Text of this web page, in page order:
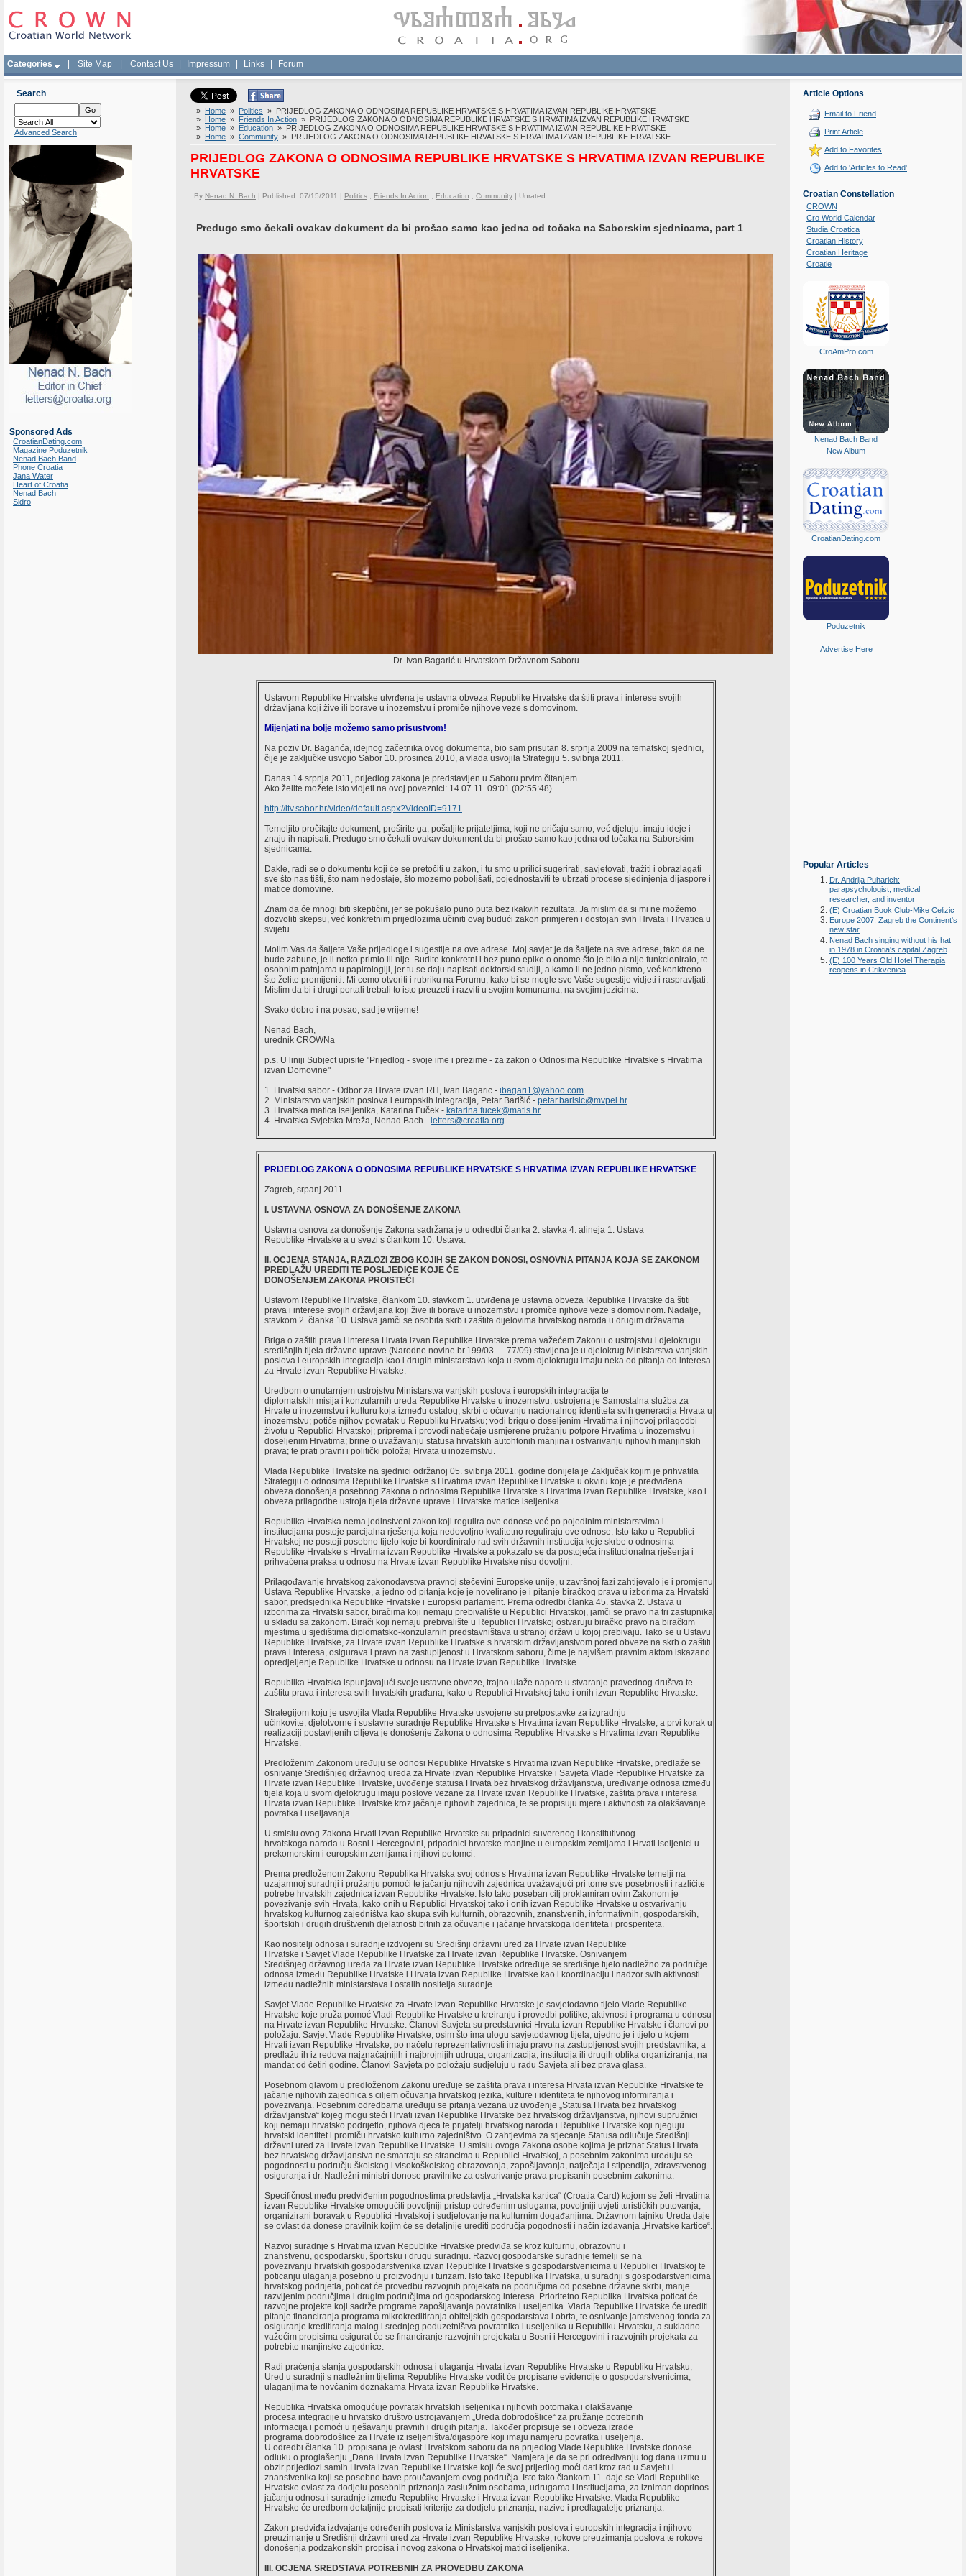
Categories Site Map Contact Us Impressum Links Forum
Search
Advanced Search
Sponsored Ads
CroatianDating.com
Magazine Poduzetnik
Nenad Bach Band
Phone Croatia
Jana Water
Heart of Croatia
Nenad Bach
Sidro
» Home » Politics » PRIJEDLOG ZAKONA O ODNOSIMA REPUBLIKE HRVATSKE S HRVATIMA IZVAN REPUBLIKE HRVATSKE
» Home » Friends In Action » PRIJEDLOG ZAKONA O ODNOSIMA REPUBLIKE HRVATSKE S HRVATIMA IZVAN REPUBLIKE HRVATSKE
» Home » Education » PRIJEDLOG ZAKONA O ODNOSIMA REPUBLIKE HRVATSKE S HRVATIMA IZVAN REPUBLIKE HRVATSKE
» Home » Community » PRIJEDLOG ZAKONA O ODNOSIMA REPUBLIKE HRVATSKE S HRVATIMA IZVAN REPUBLIKE HRVATSKE
PRIJEDLOG ZAKONA O ODNOSIMA REPUBLIKE HRVATSKE S HRVATIMA IZVAN REPUBLIKE
HRVATSKE
By Nenad N. Bach | Published 07/15/2011 | Politics Friends In Action Education Community | Unrated
Predugo smo čekali ovakav dokument da bi prošao samo kao jedna od točaka na Saborskim sjednicama, part 1
Dr. Ivan Bagarić u Hrvatskom Državnom Saboru
Ustavom Republike Hrvatske utvrđena je ustavna obveza Republike Hrvatske da štiti prava i interese svojih
državljana koji žive ili borave u inozemstvu i promiče njihove veze s domovinom.
Mijenjati na bolje možemo samo prisustvom!
Na poziv Dr. Bagarića, idejnog začetnika ovog dokumenta, bio sam prisutan 8. srpnja 2009 na tematskoj sjednici,
čije je zaključke usvojio Sabor 10. prosinca 2010, a vlada usvojila Strategiju 5. svibnja 2011.
Danas 14 srpnja 2011, prijedlog zakona je predstavljen u Saboru prvim čitanjem.
Ako želite možete isto vidjeti na ovoj poveznici: 14.07.11. 09:01 (02:55:48)
http://itv.sabor.hr/video/default.aspx?VideoID=9171
Temeljito pročitajte dokument, proširite ga, pošaljite prijateljima, koji ne pričaju samo, već djeluju, imaju ideje i
znaju ih napisati. Predugo smo čekali ovakav dokument da bi prošao samo kao jedna od točaka na Saborskim
sjednicama.
Dakle, radi se o dokumentu koji će se pretočiti u zakon, i tu smo u prilici sugerirati, savjetovati, tražiti i obrazlagati
sve što nas tišti, što nam nedostaje, što mozemo poboljšati, pojednostaviti te ubrzati procese sjedinjenja dijaspore i
matice domovine.
Znam da će mnogi biti skeptični, jer se pokušalo puno puta bez ikakvih rezultata. Ja mislim da si mi ne možemo
dozvoliti skepsu, već konkretnim prijedlozima učiniti ovaj budući zakon primjeren i dostojan svih Hrvata i Hrvatica u
svijetu.
Molim Vas da šaljete Vaše prijedloge i sugestije na ove adrese. Moj savjet je da šaljete na sve adrese, tako da ne
bude zabune, je li netko primio ili nije. Budite konkretni i bez puno epike o onome što je bilo a nije funkcioniralo, te
osobnim patnjama u papirologiji, jer tu se daju napisati doktorski studiji, a kamo li ne jedno pismo, već konktreno
što želite promijeniti. Mi cemo otvoriti i rubriku na Forumu, kako bi se mogle sve Vaše sugestije vidjeti i raspravljati.
Mislim da bi i drugi portali trebali to isto preuzeti i razviti u svojim komunama, na svojim jezicima.
Svako dobro i na posao, sad je vrijeme!
Nenad Bach,
urednik CROWNa
p.s. U liniji Subject upisite "Prijedlog - svoje ime i prezime - za zakon o Odnosima Republike Hrvatske s Hrvatima
izvan Domovine"
1. Hrvatski sabor - Odbor za Hrvate izvan RH, Ivan Bagaric - ibagari1@yahoo.com
2. Ministarstvo vanjskih poslova i europskih integracija, Petar Barišić - petar.barisic@mvpei.hr
3. Hrvatska matica iseljenika, Katarina Fuček - katarina.fucek@matis.hr
4. Hrvatska Svjetska Mreža, Nenad Bach - letters@croatia.org
PRIJEDLOG ZAKONA O ODNOSIMA REPUBLIKE HRVATSKE S HRVATIMA IZVAN REPUBLIKE HRVATSKE
Zagreb, srpanj 2011.
I. USTAVNA OSNOVA ZA DONOŠENJE ZAKONA
Ustavna osnova za donošenje Zakona sadržana je u odredbi članka 2. stavka 4. alineja 1. Ustava
Republike Hrvatske a u svezi s člankom 10. Ustava.
II. OCJENA STANJA, RAZLOZI ZBOG KOJIH SE ZAKON DONOSI, OSNOVNA PITANJA KOJA SE ZAKONOM
PREDLAŽU UREDITI TE POSLJEDICE KOJE ĆE
DONOŠENJEM ZAKONA PROISTEĆI
Ustavom Republike Hrvatske, člankom 10. stavkom 1. utvrđena je ustavna obveza Republike Hrvatske da štiti
prava i interese svojih državljana koji žive ili borave u inozemstvu i promiče njihove veze s domovinom. Nadalje,
stavkom 2. članka 10. Ustava jamči se osobita skrb i zaštita dijelovima hrvatskog naroda u drugim državama.
Briga o zaštiti prava i interesa Hrvata izvan Republike Hrvatske prema važećem Zakonu o ustrojstvu i djelokrugu
središnjih tijela državne uprave (Narodne novine br.199/03 … 77/09) stavljena je u djelokrug Ministarstva vanjskih
poslova i europskih integracija kao i drugih ministarstava koja u svom djelokrugu imaju neka od pitanja od interesa
za Hrvate izvan Republike Hrvatske.
Uredbom o unutarnjem ustrojstvu Ministarstva vanjskih poslova i europskih integracija te
diplomatskih misija i konzularnih ureda Republike Hrvatske u inozemstvu, ustrojena je Samostalna služba za
Hrvate u inozemstvu i kulturu koja između ostalog, skrbi o očuvanju nacionalnog identiteta svih generacija Hrvata u
inozemstvu; potiče njihov povratak u Republiku Hrvatsku; vodi brigu o doseljenim Hrvatima i njihovoj prilagodbi
životu u Republici Hrvatskoj; priprema i provodi natječaje usmjerene pružanju potpore Hrvatima u inozemstvu i
doseljenim Hrvatima; brine o uvažavanju statusa hrvatskih autohtonih manjina i ostvarivanju njihovih manjinskih
prava; te prati pravni i politički položaj Hrvata u inozemstvu.
Vlada Republike Hrvatske na sjednici održanoj 05. svibnja 2011. godine donijela je Zaključak kojim je prihvatila
Strategiju o odnosima Republike Hrvatske s Hrvatima izvan Republike Hrvatske u okviru koje je predviđena
obveza donošenja posebnog Zakona o odnosima Republike Hrvatske s Hrvatima izvan Republike Hrvatske, kao i
obveza prilagodbe ustroja tijela državne uprave i Hrvatske matice iseljenika.
Republika Hrvatska nema jedinstveni zakon koji regulira ove odnose već po pojedinim ministarstvima i
institucijama postoje parcijalna rješenja koja nedovoljno kvalitetno reguliraju ove odnose. Isto tako u Republici
Hrvatskoj ne postoji posebno tijelo koje bi koordiniralo rad svih državnih institucija koje skrbe o odnosima
Republike Hrvatske s Hrvatima izvan Republike Hrvatske a pokazalo se da postojeća institucionalna rješenja i
prihvaćena praksa u odnosu na Hrvate izvan Republike Hrvatske nisu dovoljni.
Prilagođavanje hrvatskog zakonodavstva pravnoj stečevini Europske unije, u završnoj fazi zahtijevalo je i promjenu
Ustava Republike Hrvatske, a jedno od pitanja koje je novelirano je i pitanje biračkog prava u izborima za Hrvatski
sabor, predsjednika Republike Hrvatske i Europski parlament. Prema odredbi članka 45. stavka 2. Ustava u
izborima za Hrvatski sabor, biračima koji nemaju prebivalište u Republici Hrvatskoj, jamči se pravo na tri zastupnika
u skladu sa zakonom. Birači koji nemaju prebivalište u Republici Hrvatskoj ostvaruju biračko pravo na biračkim
mjestima u sjedištima diplomatsko-konzularnih predstavništava u stranoj državi u kojoj prebivaju. Tako se u Ustavu
Republike Hrvatske, za Hrvate izvan Republike Hrvatske s hrvatskim državljanstvom pored obveze na skrb o zaštiti
prava i interesa, osigurava i pravo na zastupljenost u Hrvatskom saboru, čime je najvišem pravnim aktom iskazano
opredjeljenje Republike Hrvatske u odnosu na Hrvate izvan Republike Hrvatske.
Republika Hrvatska ispunjavajući svoje ustavne obveze, trajno ulaže napore u stvaranje pravednog društva te
zaštitu prava i interesa svih hrvatskih građana, kako u Republici Hrvatskoj tako i onih izvan Republike Hrvatske.
Strategijom koju je usvojila Vlada Republike Hrvatske usvojene su pretpostavke za izgradnju
učinkovite, djelotvorne i sustavne suradnje Republike Hrvatske s Hrvatima izvan Republike Hrvatske, a prvi korak u
realizaciji postavljenih ciljeva je donošenje Zakona o odnosima Republike Hrvatske s Hrvatima izvan Republike
Hrvatske.
Predloženim Zakonom uređuju se odnosi Republike Hrvatske s Hrvatima izvan Republike Hrvatske, predlaže se
osnivanje Središnjeg državnog ureda za Hrvate izvan Republike Hrvatske i Savjeta Vlade Republike Hrvatske za
Hrvate izvan Republike Hrvatske, uvođenje statusa Hrvata bez hrvatskog državljanstva, uređivanje odnosa između
tijela koja u svom djelokrugu imaju poslove vezane za Hrvate izvan Republike Hrvatske, zaštita prava i interesa
Hrvata izvan Republike Hrvatske kroz jačanje njihovih zajednica, te se propisuju mjere i aktivnosti za olakšavanje
povratka i useljavanja.
U smislu ovog Zakona Hrvati izvan Republike Hrvatske su pripadnici suverenog i konstitutivnog
hrvatskoga naroda u Bosni i Hercegovini, pripadnici hrvatske manjine u europskim zemljama i Hrvati iseljenici u
prekomorskim i europskim zemljama i njihovi potomci.
Prema predloženom Zakonu Republika Hrvatska svoj odnos s Hrvatima izvan Republike Hrvatske temelji na
uzajamnoj suradnji i pružanju pomoći te jačanju njihovih zajednica uvažavajući pri tome sve posebnosti i različite
potrebe hrvatskih zajednica izvan Republike Hrvatske. Isto tako poseban cilj proklamiran ovim Zakonom je
povezivanje svih Hrvata, kako onih u Republici Hrvatskoj tako i onih izvan Republike Hrvatske u ostvarivanju
hrvatskog kulturnog zajedništva kao skupa svih kulturnih, obrazovnih, znanstvenih, informativnih, gospodarskih,
športskih i drugih društvenih djelatnosti bitnih za očuvanje i jačanje hrvatskoga identiteta i prosperiteta.
Kao nositelji odnosa i suradnje izdvojeni su Središnji državni ured za Hrvate izvan Republike
Hrvatske i Savjet Vlade Republike Hrvatske za Hrvate izvan Republike Hrvatske. Osnivanjem
Središnjeg državnog ureda za Hrvate izvan Republike Hrvatske određuje se središnje tijelo nadležno za područje
odnosa između Republike Hrvatske i Hrvata izvan Republike Hrvatske kao i koordinaciju i nadzor svih aktivnosti
između nadležnih ministarstava i ostalih nositelja suradnje.
Savjet Vlade Republike Hrvatske za Hrvate izvan Republike Hrvatske je savjetodavno tijelo Vlade Republike
Hrvatske koje pruža pomoć Vladi Republike Hrvatske u kreiranju i provedbi politike, aktivnosti i programa u odnosu
na Hrvate izvan Republike Hrvatske. Članovi Savjeta su predstavnici Hrvata izvan Republike Hrvatske i članovi po
položaju. Savjet Vlade Republike Hrvatske, osim što ima ulogu savjetodavnog tijela, ujedno je i tijelo u kojem
Hrvati izvan Republike Hrvatske, po načelu reprezentativnosti imaju pravo na zastupljenost svojih predstavnika, a
predlažu ih iz redova najznačajnijih i najbrojnijih udruga, organizacija, institucija ili drugih oblika organiziranja, na
mandat od četiri godine. Članovi Savjeta po položaju sudjeluju u radu Savjeta ali bez prava glasa.
Posebnom glavom u predloženom Zakonu uređuje se zaštita prava i interesa Hrvata izvan Republike Hrvatske te
jačanje njihovih zajednica s ciljem očuvanja hrvatskog jezika, kulture i identiteta te njihovog informiranja i
povezivanja. Posebnim odredbama uređuju se pitanja vezana uz uvođenje „Statusa Hrvata bez hrvatskog
državljanstva“ kojeg mogu steći Hrvati izvan Republike Hrvatske bez hrvatskog državljanstva, njihovi supružnici
koji nemaju hrvatsko podrijetlo, njihova djeca te prijatelji hrvatskog naroda i Republike Hrvatske koji njeguju
hrvatski identitet i promiču hrvatsko kulturno zajedništvo. O zahtjevima za stjecanje Statusa odlučuje Središnji
državni ured za Hrvate izvan Republike Hrvatske. U smislu ovoga Zakona osobe kojima je priznat Status Hrvata
bez hrvatskog državljanstva ne smatraju se strancima u Republici Hrvatskoj, a posebnim zakonima uređuju se
pogodnosti u području školskog i visokoškolskog obrazovanja, zapošljavanja, natječaja i stipendija, zdravstvenog
osiguranja i dr. Nadležni ministri donose pravilnike za ostvarivanje prava propisanih posebnim zakonima.
Specifičnost među predviđenim pogodnostima predstavlja „Hrvatska kartica“ (Croatia Card) kojom se želi Hrvatima
izvan Republike Hrvatske omogućiti povoljniji pristup određenim uslugama, povoljniji uvjeti turističkih putovanja,
organizirani boravak u Republici Hrvatskoj i sudjelovanje na kulturnim događanjima. Državnom tajniku Ureda daje
se ovlast da donese pravilnik kojim će se detaljnije urediti područja pogodnosti i način izdavanja „Hrvatske kartice“.
Razvoj suradnje s Hrvatima izvan Republike Hrvatske predviđa se kroz kulturnu, obrazovnu i
znanstvenu, gospodarsku, športsku i drugu suradnju. Razvoj gospodarske suradnje temelji se na
povezivanju hrvatskih gospodarstvenika izvan Republike Hrvatske s gospodarstvenicima u Republici Hrvatskoj te
poticanju ulaganja posebno u proizvodnju i turizam. Isto tako Republika Hrvatska, u suradnji s gospodarstvenicima
hrvatskog podrijetla, poticat će provedbu razvojnih projekata na područjima od posebne državne skrbi, manje
razvijenim područjima i drugim područjima od gospodarskog interesa. Prioritetno Republika Hrvatska poticat će
razvojne projekte koji sadrže programe zapošljavanja povratnika i useljenika. Vlada Republike Hrvatske će urediti
pitanje financiranja programa mikrokreditiranja obiteljskih gospodarstava i obrta, te osnivanje jamstvenog fonda za
osiguranje kreditiranja malog i srednjeg poduzetništva povratnika i useljenika u Republiku Hrvatsku, a sukladno
važećim propisima osigurat će se financiranje razvojnih projekata u Bosni i Hercegovini i razvojnih projekata za
potrebite manjinske zajednice.
Radi praćenja stanja gospodarskih odnosa i ulaganja Hrvata izvan Republike Hrvatske u Republiku Hrvatsku,
Ured u suradnji s nadležnim tijelima Republike Hrvatske vodit će propisane evidencije o gospodarstvenicima,
ulaganjima te novčanim doznakama Hrvata izvan Republike Hrvatske.
Republika Hrvatska omogućuje povratak hrvatskih iseljenika i njihovih potomaka i olakšavanje
procesa integracije u hrvatsko društvo ustrojavanjem „Ureda dobrodošlice“ za pružanje potrebnih
informacija i pomoći u rješavanju pravnih i drugih pitanja. Također propisuje se i obveza izrade
programa dobrodošlice za Hrvate iz iseljeništva/dijaspore koji imaju namjeru povratka i useljenja.
U odredbi članka 10. propisana je ovlast Hrvatskom saboru da na prijedlog Vlade Republike Hrvatske donose
odluku o proglašenju „Dana Hrvata izvan Republike Hrvatske“. Namjera je da se pri određivanju tog dana uzmu u
obzir prijedlozi samih Hrvata izvan Republike Hrvatske koji će svoj prijedlog moći dati kroz rad u Savjetu i
znanstvenika koji se posebno bave proučavanjem ovog područja. Isto tako člankom 11. daje se Vladi Republike
Hrvatske ovlast za dodjelu posebnih priznanja zaslužnim osobama, udrugama i institucijama, za izniman doprinos
jačanju odnosa i suradnje između Republike Hrvatske i Hrvata izvan Republike Hrvatske. Vlada Republike
Hrvatske će uredbom detaljnije propisati kriterije za dodjelu priznanja, nazive i predlagatelje priznanja.
Zakon predviđa izdvajanje određenih poslova iz Ministarstva vanjskih poslova i europskih integracija i njihovo
preuzimanje u Središnji državni ured za Hrvate izvan Republike Hrvatske, rokove preuzimanja poslova te rokove
donošenja podzakonskih propisa i novog zakona o Hrvatskoj matici iseljenika.
III. OCJENA SREDSTAVA POTREBNIH ZA PROVEDBU ZAKONA
Article Options
Email to Friend
Print Article
Add to Favorites
Add to 'Articles to Read'
Croatian Constellation
CROWN
Cro World Calendar
Studia Croatica
Croatian History
Croatian Heritage
Croatie
CroAmPro.com
Nenad Bach Band
New Album
CroatianDating.com
Poduzetnik
Advertise Here
Popular Articles
Dr. Andrija Puharich:
parapsychologist, medical
researcher, and inventor
(E) Croatian Book Club-Mike Celizic
Europe 2007: Zagreb the Continent's
new star
Nenad Bach singing without his hat
in 1978 in Croatia's capital Zagreb
(E) 100 Years Old Hotel Therapia
reopens in Crikvenica